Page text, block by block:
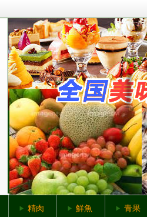
全国美味しいも
全国から美味しいものをお取り
精肉 鮮魚 青果